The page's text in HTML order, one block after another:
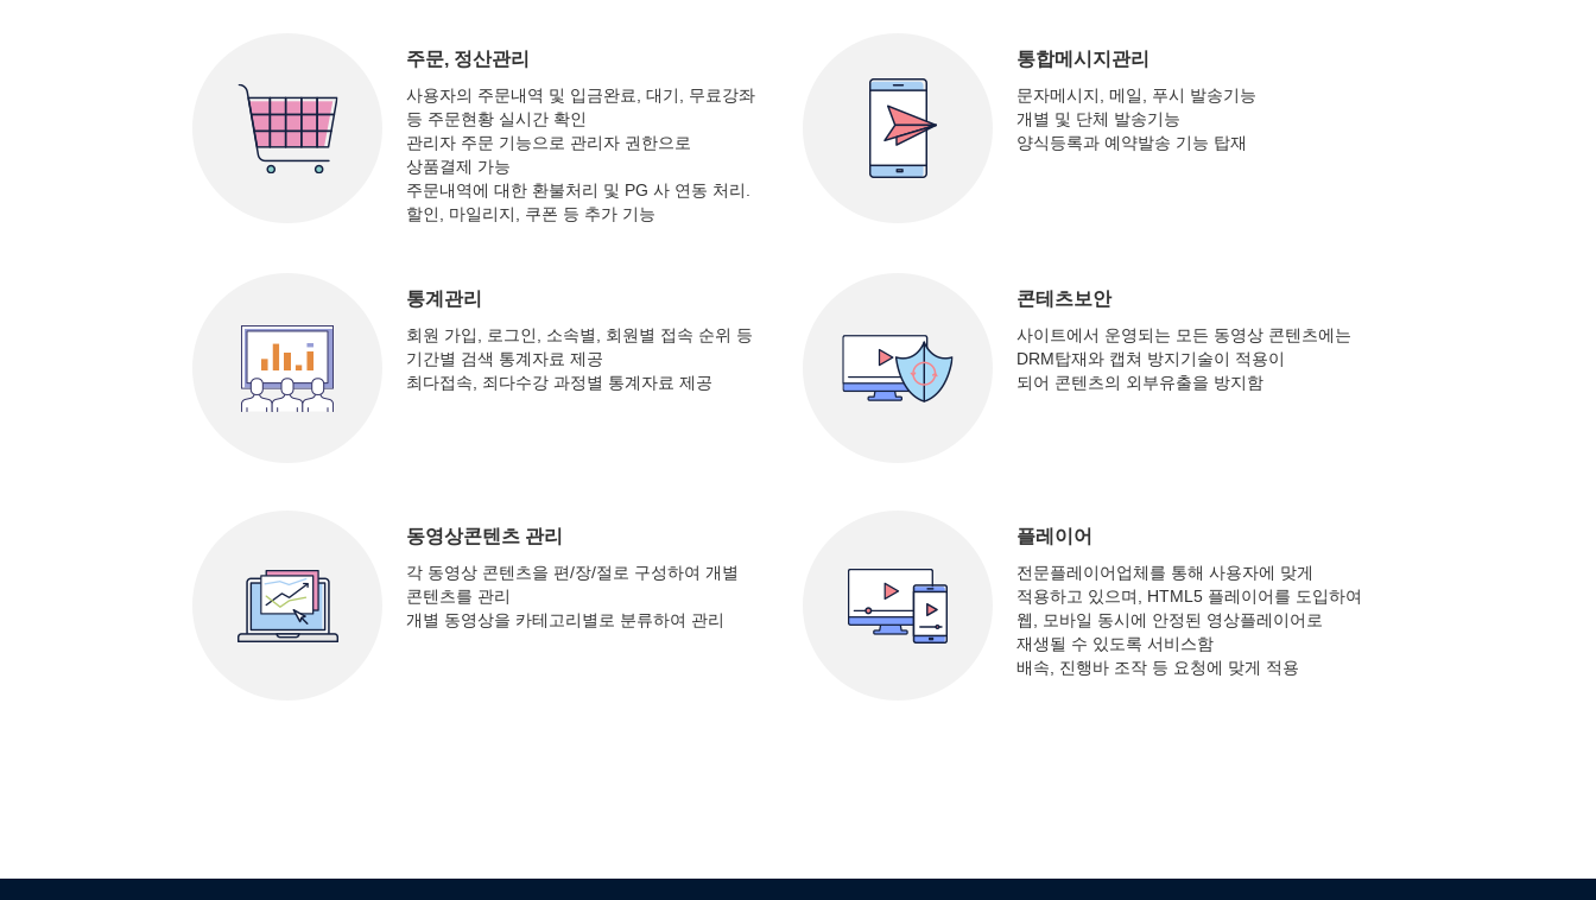
주문, 정산관리
사용자의 주문내역 및 입금완료, 대기, 무료강좌
등 주문현황 실시간 확인
관리자 주문 기능으로 관리자 권한으로
상품결제 가능
주문내역에 대한 환불처리 및 PG 사 연동 처리.
할인, 마일리지, 쿠폰 등 추가 기능
통합메시지관리
문자메시지, 메일, 푸시 발송기능
개별 및 단체 발송기능
양식등록과 예약발송 기능 탑재
통계관리
회원 가입, 로그인, 소속별, 회원별 접속 순위 등
기간별 검색 통계자료 제공
최다접속, 죄다수강 과정별 통계자료 제공
콘테츠보안
사이트에서 운영되는 모든 동영상 콘텐츠에는
DRM탑재와 캡쳐 방지기술이 적용이
되어 콘텐츠의 외부유출을 방지함
동영상콘텐츠 관리
각 동영상 콘텐츠을 편/장/절로 구성하여 개별
콘텐츠를 관리
개별 동영상을 카테고리별로 분류하여 관리
플레이어
전문플레이어업체를 통해 사용자에 맞게
적용하고 있으며, HTML5 플레이어를 도입하여
웹, 모바일 동시에 안정된 영상플레이어로
재생될 수 있도록 서비스함
배속, 진행바 조작 등 요청에 맞게 적용